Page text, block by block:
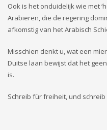
Ook is het onduidelijk wie met
Arabieren, die de regering
afkomstig van het Arabisch
Misschien denkt u, wat een
Duitse laan bewijst dat het
is.
Schreib für freiheit, und schreib